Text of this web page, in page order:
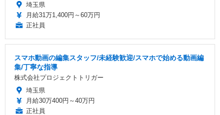
埼玉県
月給31万1,400円～60万円
正社員
スマホ動画の編集スタッフ/未経験歓迎/スマホで始める動画編
集/丁寧な指導
株式会社プロジェクトトリガー
埼玉県
月給30万400円～40万円
正社員